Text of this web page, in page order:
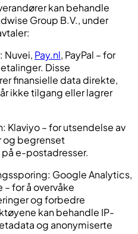
kan behandle
Group B.V., under
Nuvei, Pay.nl, PayPal – for
Disse
finansielle data direkte,
ikke tilgang eller lagrer
Klaviyo – for utsendelse av
og begrenset
e-postadresser.
Google Analytics,
for å overvåke
og forbedre
kan behandle IP-
og anonymiserte